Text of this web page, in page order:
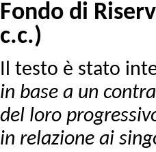
Fondo di
c.c.)
Il testo è stato
in base a un
del loro
in relazione ai